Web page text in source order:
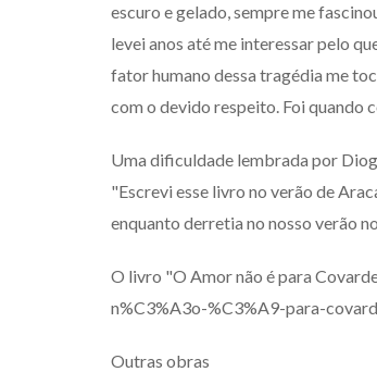
escuro e gelado, sempre me
levei anos até me interessar pelo
fator humano dessa tragédia me
com o devido respeito. Foi quando
Uma dificuldade lembrada por
"Escrevi esse livro no verão de
enquanto derretia no nosso verão
O livro "O Amor não é para
n%C3%A3o-%C3%A9-para-
Outras obras